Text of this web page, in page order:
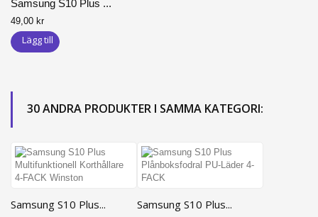
Samsung S10 Plus ...
49,00 kr
Lägg till
30 ANDRA PRODUKTER I SAMMA KATEGORI:
Samsung S10 Plus... Samsung S10 Plus...